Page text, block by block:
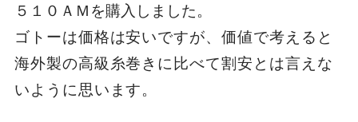
５１０ＡＭを購入しました。
ゴトーは価格は安いですが、価値で考えると
海外製の高級糸巻きに比べて割安とは言えな
いように思います。